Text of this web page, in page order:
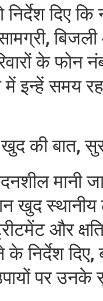
दिए कि
के फोन
इन्हें समय
की बात,
मानी
खुद
और
दिए,
पर उनके